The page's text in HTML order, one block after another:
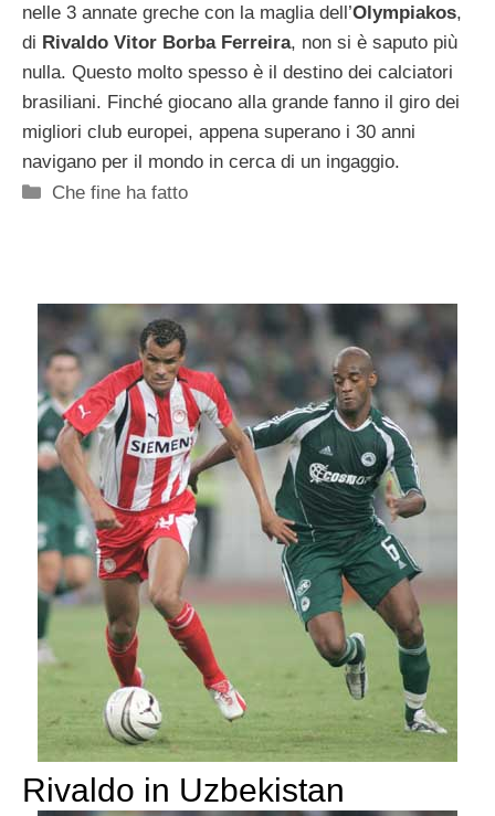
nelle 3 annate greche con la maglia dell’Olympiakos,
di Rivaldo Vitor Borba Ferreira, non si è saputo più
nulla. Questo molto spesso è il destino dei calciatori
brasiliani. Finché giocano alla grande fanno il giro dei
migliori club europei, appena superano i 30 anni
navigano per il mondo in cerca di un ingaggio.
Categorie
Che fine ha fatto
Rivaldo in Uzbekistan